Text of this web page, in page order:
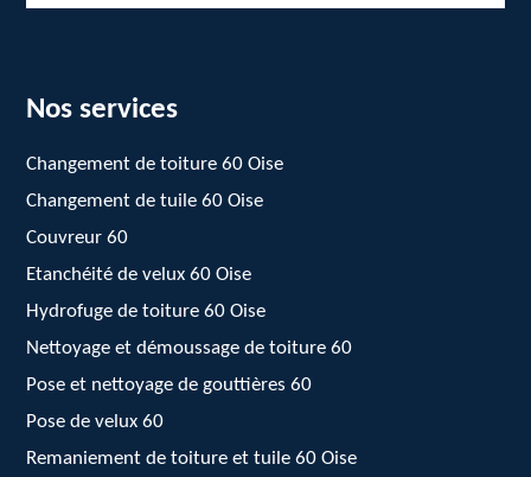
Nos services
Changement de toiture 60 Oise
Changement de tuile 60 Oise
Couvreur 60
Etanchéité de velux 60 Oise
Hydrofuge de toiture 60 Oise
Nettoyage et démoussage de toiture 60
Pose et nettoyage de gouttières 60
Pose de velux 60
Remaniement de toiture et tuile 60 Oise